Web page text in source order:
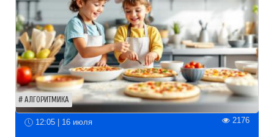
АЛГОРИТМИКА
12:05 | 16 июля 2176